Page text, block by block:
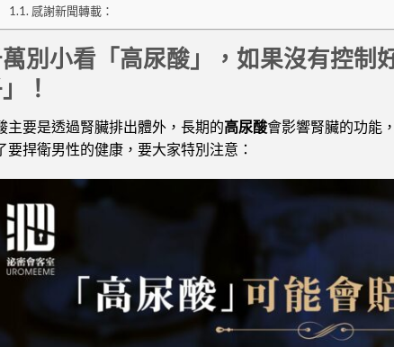
感謝新聞轉載：
別小看「高尿酸」，如果沒有控制
！
主要是透過腎臟排出體外，長期的高尿酸會影響腎臟的功能
要捍衛男性的健康，要大家特別注意：